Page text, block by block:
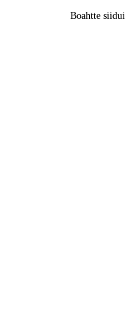
Boahtte siidui